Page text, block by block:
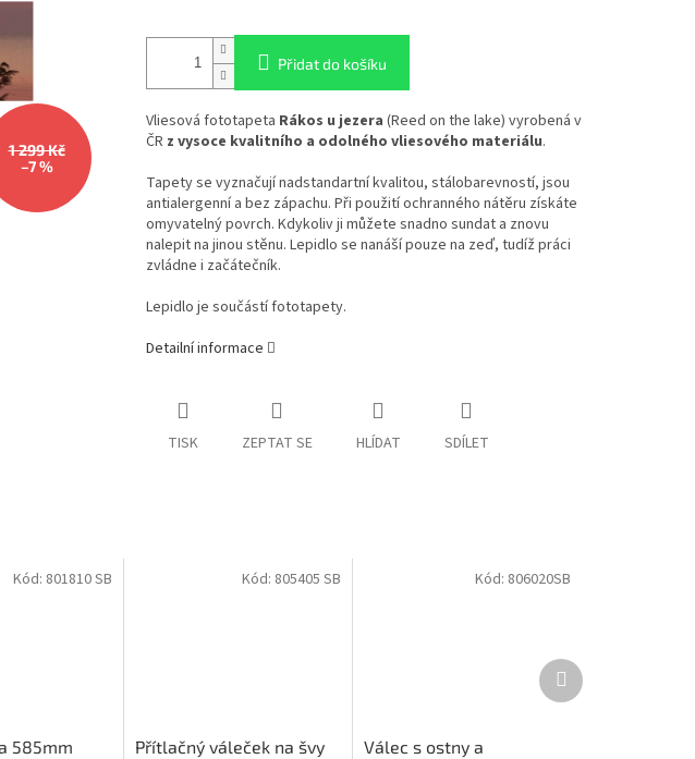
1 299 Kč
–7 %
Přidat do košíku
Vliesová fototapeta Rákos u jezera (Reed on the lake) vyrobená v
ČR z vysoce kvalitního a odolného vliesového materiálu.
Tapety se vyznačují nadstandartní kvalitou, stálobarevností, jsou
antialergenní a bez zápachu. Při použití ochranného nátěru získáte
omyvatelný povrch. Kdykoliv ji můžete snadno sundat a znovu
nalepit na jinou stěnu. Lepidlo se nanáší pouze na zeď, tudíž práci
zvládne i začátečník.
Lepidlo je součástí fototapety.
Detailní informace
TISK ZEPTAT SE HLÍDAT SDÍLET
585mm
Kód: 801810 SB
Přítlačný váleček na švy
Kód: 805405 SB
Válec s ostny a
Kód: 806020SB
Další
produkt